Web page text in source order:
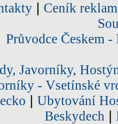
| Ceník
Průvodce Českem
Javorníky,
- Vsetínské
Ubytování
Beskydech